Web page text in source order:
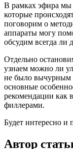
В рамках эфира мы
которые
поговорим о
аппараты могу
обсудим всегда ли
Отдельно
узнаем можно ли
не было вычурным
основные
рекомендации как
филлерами.
Будет интересно и
Автор